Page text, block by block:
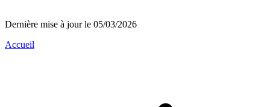
Dernière mise à jour le 05/03/2026
Accueil